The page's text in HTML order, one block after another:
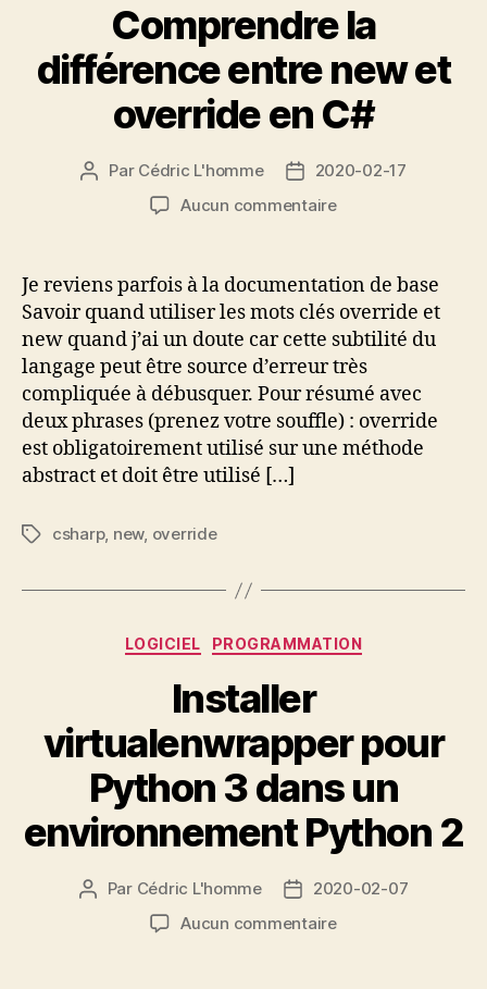
Comprendre la
différence entre new et
override en C#
Auteur
Par Cédric L'homme
Date
de
2020-02-17
Aucun commentairesur
différence
new
et
override
en
C#
Je reviens parfois à la documentation de base
Savoir quand utiliser les mots clés override et
new quand j’ai un doute car cette subtilité du
langage peut être source d’erreur très
compliquée à débusquer. Pour résumé avec
deux phrases (prenez votre souffle) : override
est obligatoirement utilisé sur une méthode
abstract et doit être utilisé […]
Étiquettes
csharp, new, override
Catégories
LOGICIEL PROGRAMMATION
Installer
virtualenwrapper pour
Python 3 dans un
environnement Python 2
Auteur
Par Cédric L'homme
Date2020-02-07
Aucun commentairesur